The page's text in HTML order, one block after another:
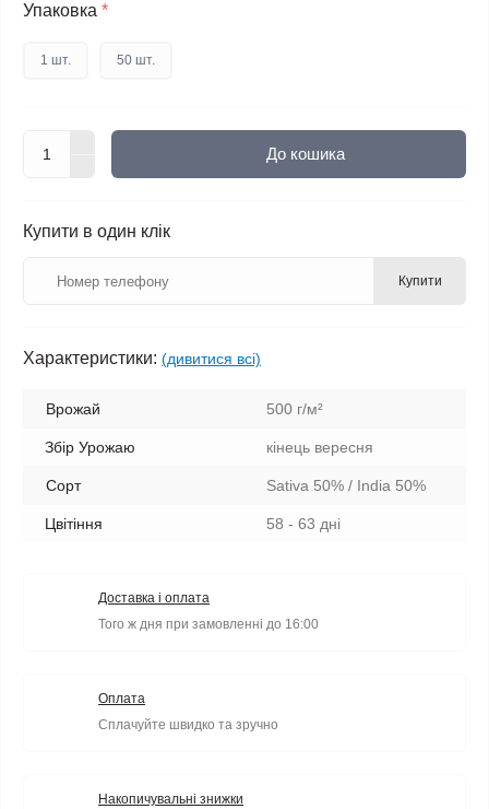
Упаковка *
1 шт. 50 шт.
До кошика
Купити в один клік
Купити
Характеристики: (дивитися всі)
Врожай 500 г/м²
Збір Урожаю кінець вересня
Сорт Sativa 50% / India 50%
Цвітіння 58 - 63 дні
Доставка і оплата
Того ж дня при замовленні до 16:00
Оплата
Сплачуйте швидко та зручно
Накопичувальні знижки